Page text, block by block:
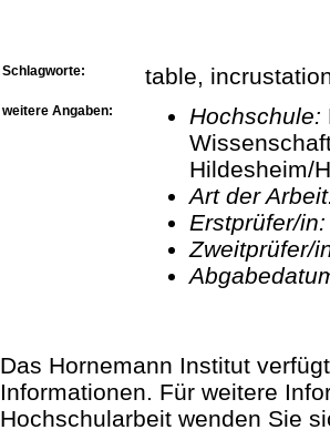
Schlagworte: table,
weitere Angaben: Hochschule:
Hildesheim/
Art der
Erstprüfer/
Das Hornemann Institut
Informationen. Für weitere
Hochschularbeit wenden Sie